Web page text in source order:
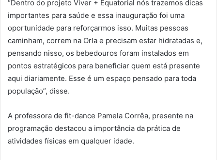
“Dentro do projeto Viver + Equatorial nós trazemos dicas
importantes para saúde e essa inauguração foi uma
oportunidade para reforçarmos isso. Muitas pessoas
caminham, correm na Orla e precisam estar hidratadas e,
pensando nisso, os bebedouros foram instalados em
pontos estratégicos para beneficiar quem está presente
aqui diariamente. Esse é um espaço pensado para toda
população”, disse.
A professora de fit-dance Pamela Corrêa, presente na
programação destacou a importância da prática de
atividades físicas em qualquer idade.